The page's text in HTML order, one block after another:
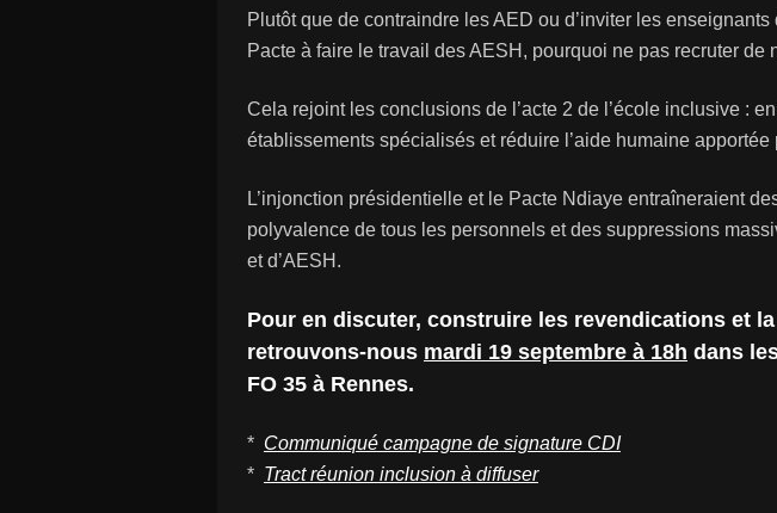
Plutôt que de contraindre les AED ou d’inviter les enseignants
Pacte à faire le travail des AESH, pourquoi ne pas recruter de
Cela rejoint les conclusions de l’acte 2 de l’école inclusive :
établissements spécialisés et réduire l’aide humaine apportée
L’injonction présidentielle et le Pacte Ndiaye entraîneraient
polyvalence de tous les personnels et des suppressions
et d’AESH.
Pour en discuter, construire les revendications et
retrouvons-nous mardi 19 septembre à 18h dans
FO 35 à Rennes.
* Communiqué campagne de signature CDI
* Tract réunion inclusion à diffuser